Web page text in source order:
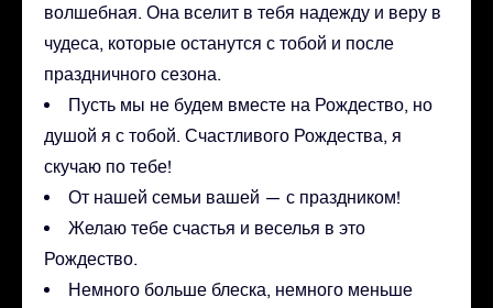
волшебная. Она вселит в тебя надежду и веру в
чудеса, которые останутся с тобой и после
праздничного сезона.
Пусть мы не будем вместе на Рождество, но
душой я с тобой. Счастливого Рождества, я
скучаю по тебе!
От нашей семьи вашей — с праздником!
Желаю тебе счастья и веселья в это
Рождество.
Немного больше блеска, немного меньше